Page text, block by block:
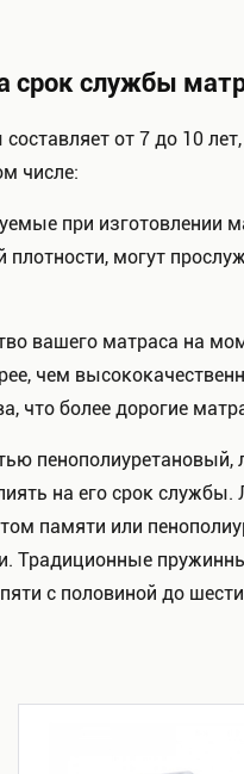
службы
от 7 до 10
числе:
при изготовлении
плотности, могут
вашего матраса на
чем
что более дорогие
на его срок
памяти или
Традиционные
с половиной до